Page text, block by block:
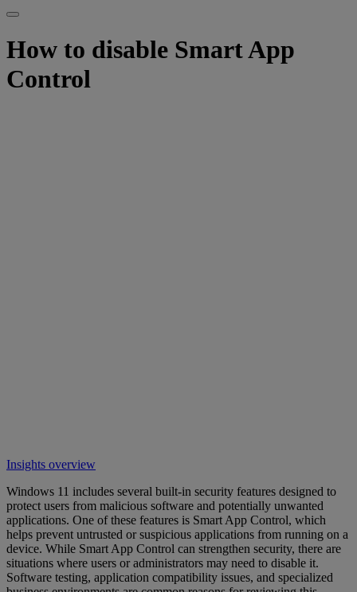
How to disable Smart App
Control
Insights overview
Windows 11 includes several built-in security features designed to
protect users from malicious software and potentially unwanted
applications. One of these features is Smart App Control, which
helps prevent untrusted or suspicious applications from running on a
device. While Smart App Control can strengthen security, there are
situations where users or administrators may need to disable it.
Software testing, application compatibility issues, and specialized